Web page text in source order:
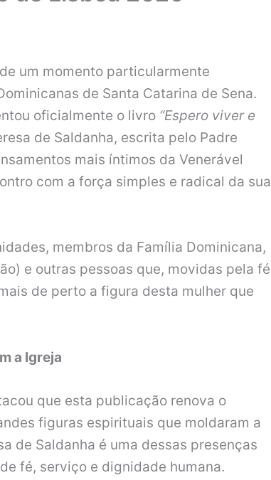
um momento particularmente
de Santa Catarina de Sena.
oficialmente o livro “Espero viver e
de Saldanha, escrita pelo Padre
mais íntimos da Venerável
com a força simples e radical da sua
membros da Família Dominicana,
e outras pessoas que, movidas pela fé
de perto a figura desta mulher que
a Igreja
que esta publicação renova o
figuras espirituais que moldaram a
de Saldanha é uma dessas presenças
fé, serviço e dignidade humana.